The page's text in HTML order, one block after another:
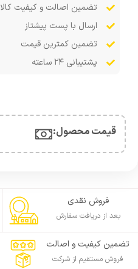
تضمین اصالت و کیفیت کالا
ارسال با پست پیشتاز
تضمین کمترین قیمت
پشتیبانی ۲۴ ساعته
قیمت محصول:​
فروش نقدی
بعد از دریافت سفارش
تضمین کیفیت و اصالت
فروش مستقیم از شرکت